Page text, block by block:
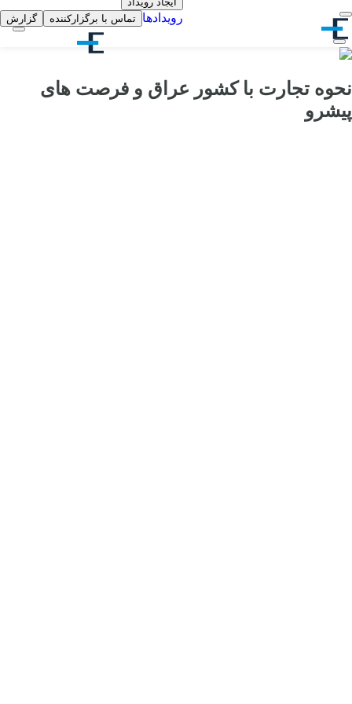
رویدادها تماس با برگزارکننده گزارش
نحوه تجارت با کشور عراق و فرصت های
پیشرو